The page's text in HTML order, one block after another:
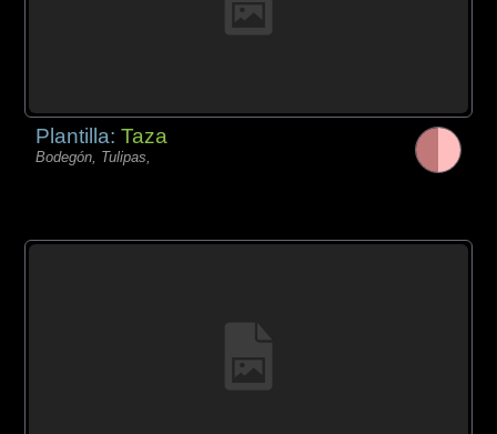
Plantilla:Taza
Bodegón, Tulipas,